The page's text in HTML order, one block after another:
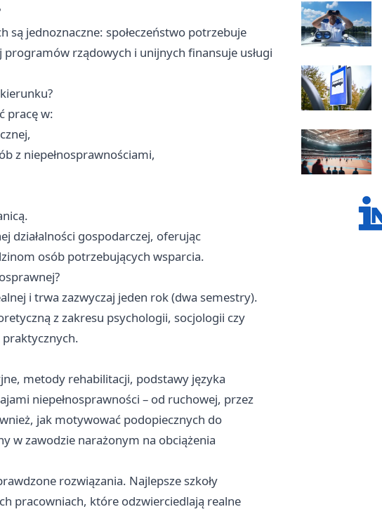
jednoznaczne: społeczeństwo potrzebuje
rządowych i unijnych finansuje usługi
pracę w:
z niepełnosprawnościami,
działalności gospodarczej, oferując
osób potrzebujących wsparcia.
i trwa zazwyczaj jeden rok (dwa semestry).
z zakresu psychologii, socjologii czy
metody rehabilitacji, podstawy języka
niepełnosprawności – od ruchowej, przez
jak motywować podopiecznych do
w zawodzie narażonym na obciążenia
rozwiązania. Najlepsze szkoły
pracowniach, które odzwierciedlają realne